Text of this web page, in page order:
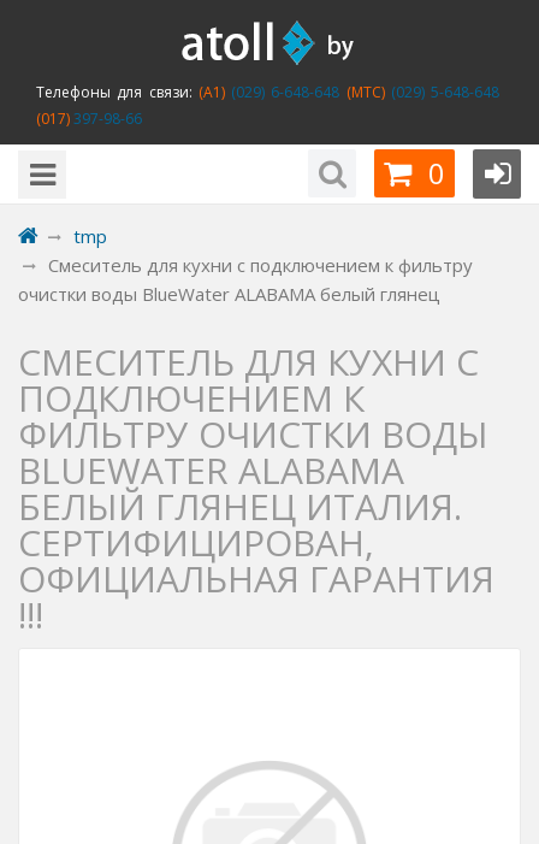
Телефоны для связи: (A1)(029) 6-648-648 (MTC)(029) 5-648-648
(017)397-98-66
0
tmp
Смеситель для кухни с подключением к фильтру
очистки воды BlueWater ALABAMA белый глянец
СМЕСИТЕЛЬ ДЛЯ КУХНИ С
ПОДКЛЮЧЕНИЕМ К
ФИЛЬТРУ ОЧИСТКИ ВОДЫ
BLUEWATER ALABAMA
БЕЛЫЙ ГЛЯНЕЦ ИТАЛИЯ.
СЕРТИФИЦИРОВАН,
ОФИЦИАЛЬНАЯ ГАРАНТИЯ
!!!